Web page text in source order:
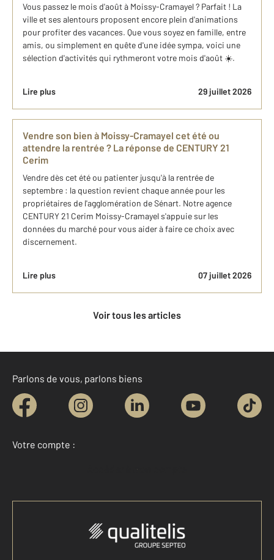
Vous passez le mois d'août à Moissy-Cramayel ? Parfait ! La
ville et ses alentours proposent encore plein d'animations
pour profiter des vacances. Que vous soyez en famille, entre
amis, ou simplement en quête d'une idée sympa, voici une
sélection d'activités qui rythmeront votre mois d'août ☀️.
Lire plus 29 juillet 2026
Vendre son bien à Moissy-Cramayel cet été ou
attendre la rentrée ? La réponse de CENTURY 21
Cerim
Vendre dès cet été ou patienter jusqu'à la rentrée de
septembre : la question revient chaque année pour les
propriétaires de l'agglomération de Sénart. Notre agence
CENTURY 21 Cerim Moissy-Cramayel s'appuie sur les
données du marché pour vous aider à faire ce choix avec
discernement.
Lire plus 07 juillet 2026
Voir tous les articles
Parlons de vous, parlons biens
Votre compte :
Accéder à mon compte